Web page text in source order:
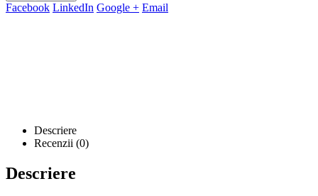
Facebook LinkedIn Google + Email
Descriere
Recenzii (0)
Descriere